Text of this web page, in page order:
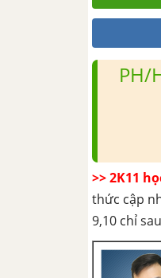
PH/
>> 2K11
thức cập
9,10 chỉ